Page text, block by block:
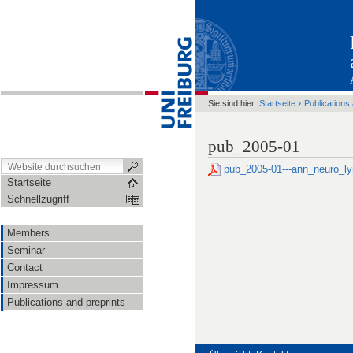
Startseite
Schnellzugriff
Members
Seminar
Contact
Impressum
Publications and preprints
Sie sind hier: Startseite › Publications
pub_2005-01
pub_2005-01---